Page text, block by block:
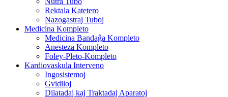
Rektala Katetero
Nazogastraj Tuboj
Medicina Kompleto
Medicina Bandaĝa Kompleto
Anesteza Kompleto
Foley-Pleto-Kompleto
Kardiovaskula Interveno
Ingosistemoj
Gvidiloj
Dilatadaj kaj Traktadaj Aparatoj